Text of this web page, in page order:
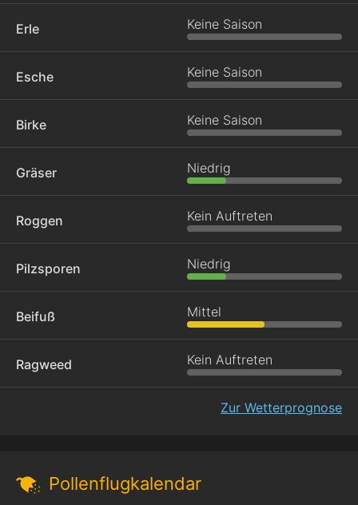
Erle Keine Saison
Esche Keine Saison
Birke Keine Saison
Gräser Niedrig
Roggen Kein Auftreten
Pilzsporen Niedrig
Beifuß Mittel
Ragweed Kein Auftreten
Zur Wetterprognose
Pollenflugkalendar